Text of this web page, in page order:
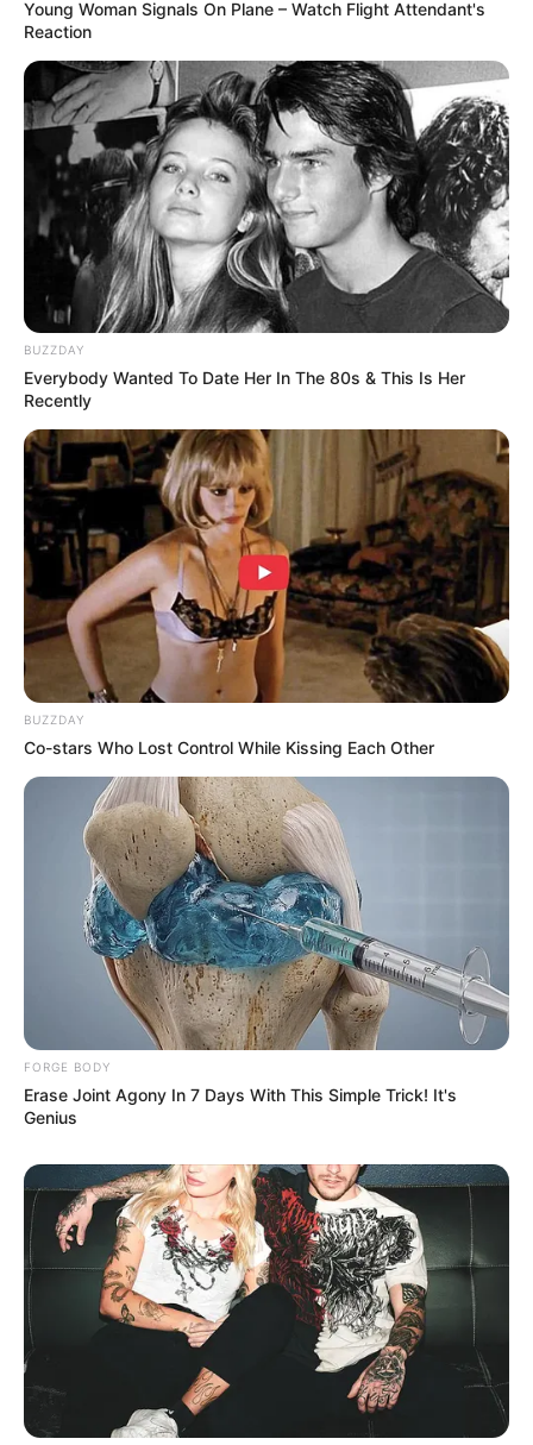
สิ้นเดือน ความมั่นคงบังเกิดขึ้นแล้ว ช่วงนี้คิดเกี่ยวกับผล
ประโยชน์มักจะได้มาเสมอ รู้จักเก็บรู้จักจ่าย เงินทอง
หมุนเวียนคล่อง ความรักอบอุ่น คอยเป็นกำลังใจให้กันและ
กัน ส่วนคนโสดไม่เงียบเหงาเหมือนที่ผ่านมา ช่วงนี้จะมี
เพื่อนคอยแนะนำคนดีๆให้ได้รู้จัก ก็เหลือแต่ตัวคุณจะสาน
ต่อหรือไม่
ราศีตุลย์ (17 ตุลาคม – 15 พฤศจิกายน)
ความรักเหตุการณ์พาให้เจ้าชู้ เพราะมีคนเข้ามาเยอะทำให้
ต้องเลือก คนโสดได้ลิ้มชิมรสประสบการณ์แปลกใหม่ ถ้ามี
แฟนแล้วคนรักตามใจ อยากได้อะไรก็หามาให้ตลอด กลาง
เดือน มีเรื่องผิดใจกันตลอด ต้องให้คนอื่นมาช่วยเคลียร์
ส่วนคนโสดช่วงนี้ได้สะดุดรักเข้ามาบ้าง แต่ก็ต้องพยายาม
หาทางสานต่อ สิ้นเดือน ความรักมักจะย้อนรอยถึงรักเก่า
เกิดภาวะลมพัดหวน คนรักเก่าเริ่มเข้ามามีอิทธิพลมากขึ้น
คนโสดเสน่ห์ไม่เบา มีคนมาตามจีบ ถ้ามีคู่แล้วงอนกันบ้าง
แต่รักกันดี
ราศีพิจิก (16 พฤศจิกายน – 14 ธันวาคม)
ความรักซึมเศร้า ชอบทำอะไรหุนหันไปก่อน สุดท้ายก็ต้อง
มานั่งเสียใจ แนะนำให้อยู่เฉยๆดีที่สุด ส่วนคนโสดมีเข้ามา
บ้างแต่ยังไม่โดน กลางเดือน เจ้าชู้สุดๆ หว่านเสน่ห์ไปเรื่อย
ช่วงนี้มักจะได้เจอสิ่งแปลกใหม่ ถ้ามีคนรักแล้วหวานดี
เพราะเอาใจเก่ง แต่ก็ต้องระวังจะถูกจับได้กับความเจ้าชู้
สิ้นเดือน ความรักออกอาการเหงาๆ คนรักไม่ค่อยเข้าใจ
ลองเปิดใจคุยกันดีกว่านิ่งเงียบ ส่วนคนโสดเริ่มพัฒนา
ความสัมพันธ์จากเพื่อนมาเป็นคนรัก
ราศีธนู (15 ธันวาคม – 13 มกราคม)
ความรักเป็นจุดสนใจ ความอ่อนหวาน อ่อนโยนชนะทุกสิ่ง
คนรักกำลังหลงคุณทีเดียว ส่วนคนโสดมีลุ้นสงกรานต์นี้
มาวุ่นวาย แต่ถ้ามั่นคงรับรองไม่มีปัญหา คนโสดมีโอกาสปิ๊
งกัน เปิดโอกาสตัวเอง ยิ้มแย้มแจ่มใสรับรองมีคนเห็น
เสน่ห์คุณแน่นอน สิ้นเดือน รักไม่แน่นอน ความสัมพันธ์
ยังคาใจ ไม่กล้ารุก ติดสินใจให้เด็ดขาดแล้วรุกได้เลย จะได้
ชัยชนะมาครอง ถ้ามีแฟนแล้วลองชวนกันไปพักผ่อนจะได้
ประสบการณ์ดีๆที่น่าประทับใจ
Young Woman Signals On Plane – Watch Flight Attendant's
Reaction
BUZZDAY
Everybody Wanted To Date Her In The 80s & This Is Her
Recently
BUZZDAY
Co-stars Who Lost Control While Kissing Each Other
FORGE BODY
Erase Joint Agony In 7 Days With This Simple Trick! It's
Genius